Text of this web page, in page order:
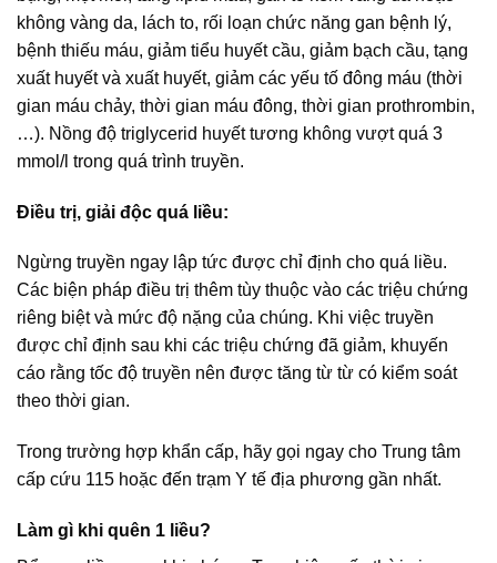
không vàng da, lách to, rối loạn chức năng gan bệnh lý,
bệnh thiếu máu, giảm tiểu huyết cầu, giảm bạch cầu, tạng
xuất huyết và xuất huyết, giảm các yếu tố đông máu (thời
gian máu chảy, thời gian máu đông, thời gian prothrombin,
…). Nồng độ triglycerid huyết tương không vượt quá 3
mmol/l trong quá trình truyền.
Điều trị, giải độc quá liều:
Ngừng truyền ngay lập tức được chỉ định cho quá liều.
Các biện pháp điều trị thêm tùy thuộc vào các triệu chứng
riêng biệt và mức độ nặng của chúng. Khi việc truyền
được chỉ định sau khi các triệu chứng đã giảm, khuyến
cáo rằng tốc độ truyền nên được tăng từ từ có kiểm soát
theo thời gian.
Trong trường hợp khẩn cấp, hãy gọi ngay cho Trung tâm
cấp cứu 115 hoặc đến trạm Y tế địa phương gần nhất.
Làm gì khi quên 1 liều?